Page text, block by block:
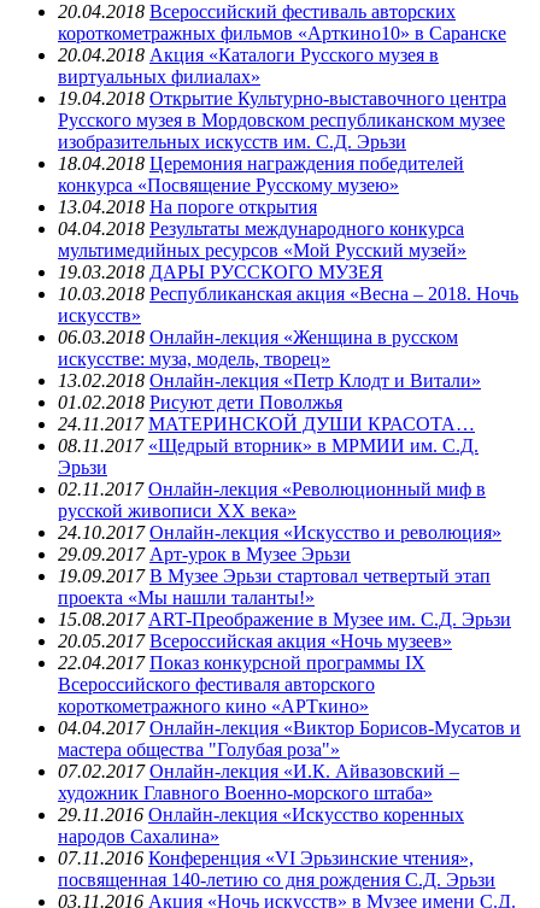
20.04.2018 Всероссийский фестиваль авторских
короткометражных фильмов «Арткино10» в Саранске
20.04.2018 Акция «Каталоги Русского музея в
виртуальных филиалах»
19.04.2018 Открытие Культурно-выставочного центра
Русского музея в Мордовском республиканском музее
изобразительных искусств им. С.Д. Эрьзи
18.04.2018 Церемония награждения победителей
конкурса «Посвящение Русскому музею»
13.04.2018 На пороге открытия
04.04.2018 Результаты международного конкурса
мультимедийных ресурсов «Мой Русский музей»
19.03.2018 ДАРЫ РУССКОГО МУЗЕЯ
10.03.2018 Республиканская акция «Весна – 2018. Ночь
искусств»
06.03.2018 Онлайн-лекция «Женщина в русском
искусстве: муза, модель, творец»
13.02.2018 Онлайн-лекция «Петр Клодт и Витали»
01.02.2018 Рисуют дети Поволжья
24.11.2017 МАТЕРИНСКОЙ ДУШИ КРАСОТА…
08.11.2017 «Щедрый вторник» в МРМИИ им. С.Д.
Эрьзи
02.11.2017 Онлайн-лекция «Революционный миф в
русской живописи XX века»
24.10.2017 Онлайн-лекция «Искусство и революция»
29.09.2017 Арт-урок в Музее Эрьзи
19.09.2017 В Музее Эрьзи стартовал четвертый этап
проекта «Мы нашли таланты!»
15.08.2017ART-Преображение в Музее им. С.Д. Эрьзи
20.05.2017 Всероссийская акция «Ночь музеев»
22.04.2017 Показ конкурсной программы IX
Всероссийского фестиваля авторского
короткометражного кино «АРТкино»
04.04.2017 Онлайн-лекция «Виктор Борисов-Мусатов и
мастера общества "Голубая роза"»
07.02.2017 Онлайн-лекция «И.К. Айвазовский –
художник Главного Военно-морского штаба»
29.11.2016 Онлайн-лекция «Искусство коренных
народов Сахалина»
07.11.2016 Конференция «VI Эрьзинские чтения»,
посвященная 140-летию со дня рождения С.Д. Эрьзи
03.11.2016 Акция «Ночь искусств» в Музее имени С.Д.